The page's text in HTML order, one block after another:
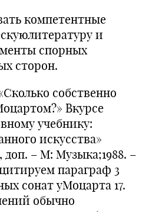
компетентные
и
спорных
сторон.
собственно
Вкурсе
учебнику:
искусства»
доп. – М: Музыка;1988. –
параграф 3
сонат уМоцарта 17.
обычно